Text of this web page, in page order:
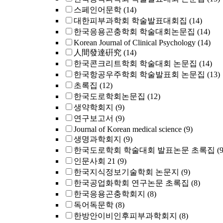
스페인어문학 (14)
대한피부과학회 학술발표대회집 (14)
한국응용곤충학회 학술대회논문집 (14)
Korean Journal of Clinical Psychology (14)
人間發達硏究 (14)
한국콘크리트학회 학술대회 논문집 (14)
한국항공우주학회 학술발표회 논문집 (13)
초록집 (12)
한국도로학회논문집 (12)
생약학회지 (9)
연구보고서 (9)
Journal of Korean medical science (9)
생명과학회지 (9)
한국도로학회 학술대회 발표논문 초록집
인문사회 21 (9)
한국지식정보기술학회 논문지 (9)
한국공업화학회 연구논문 초록집 (8)
한국응용곤충학회지 (8)
독어독문학 (8)
한방안이비인후피부과학회지 (8)